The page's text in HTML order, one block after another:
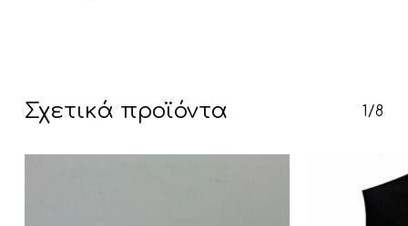
Κανένα προϊόν στο καλάθι σας.
Σχετικά προϊόντα 1/8